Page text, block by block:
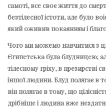
самоті, все своє життя до
безтілесної істоти, але було
який оживив покаянням і
Чого ми можемо навчитися з
Єгипетська була блудницею;
тілесному гріху, в презирстві
іншої людини. Блуд полягає в
він полягає в тому, що
дрібніше і людина вже